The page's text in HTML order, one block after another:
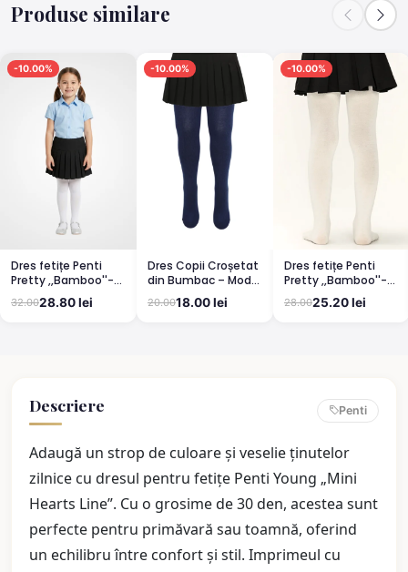
Produse similare
-10.00%
Dres fetițe Penti
Pretty ,,Bamboo''-
mat, opac, culoare
alb
32.0028.80 lei
-10.00%
Dres Copii Croșetat
din Bumbac – Model
Elegant și
Confortabil
20.0018.00 lei
-10.00%
Dres fetițe Penti
Pretty ,,Bamboo''-
mat, opac, culoare
vanilie
28.0025.20 lei
Descriere Penti
Adaugă un strop de culoare și veselie ținutelor
zilnice cu dresul pentru fetițe Penti Young „Mini
Hearts Line”. Cu o grosime de 30 den, acestea sunt
perfecte pentru primăvară sau toamnă, oferind
un echilibru între confort și stil. Imprimeul cu